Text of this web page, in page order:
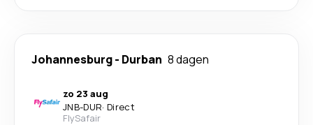
Johannesburg- Durban 8 dagen
zo 23 aug
JNB-DUR· Direct
FlySafair